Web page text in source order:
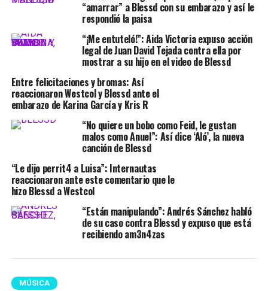
“amarrar” a Blessd con su embarazo y así le
respondió la paisa
“¡Me entuteló!”: Aida Victoria expuso acción
legal de Juan David Tejada contra ella por
mostrar a su hijo en el video de Blessd
Entre felicitaciones y bromas: Así
reaccionaron Westcol y Blessd ante el
embarazo de Karina García y Kris R
“No quiere un bobo como Feid, le gustan
malos como Anuel”: Así dice ‘Aló’, la nueva
canción de Blessd
“Le dijo perrit4 a Luisa”: Internautas
reaccionaron ante este comentario que le
hizo Blessd a Westcol
“Están manipulando”: Andrés Sánchez habló
de su caso contra Blessd y expuso que está
recibiendo am3n4zas
MÚSICA